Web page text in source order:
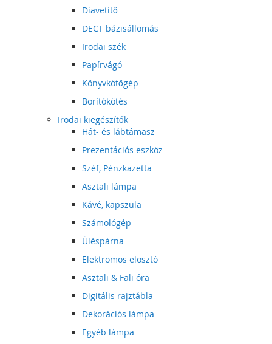
Diavetítő
DECT bázisállomás
Irodai szék
Papírvágó
Könyvkötőgép
Borítókötés
Irodai kiegészítők
Hát- és lábtámasz
Prezentációs eszköz
Széf, Pénzkazetta
Asztali lámpa
Kávé, kapszula
Számológép
Üléspárna
Elektromos elosztó
Asztali & Fali óra
Digitális rajztábla
Dekorációs lámpa
Egyéb lámpa